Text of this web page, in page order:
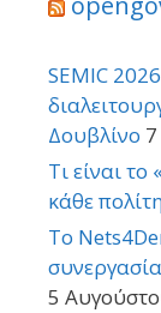
SEMIC
Δουβλίνο
Τι είναι
κάθε
Το
5